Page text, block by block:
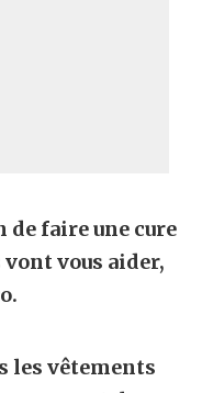
de faire une cure
vous aider,
les vêtements